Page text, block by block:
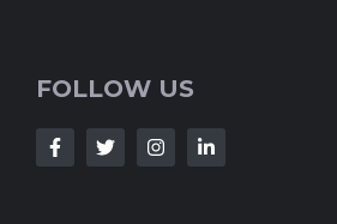
FOLLOW US